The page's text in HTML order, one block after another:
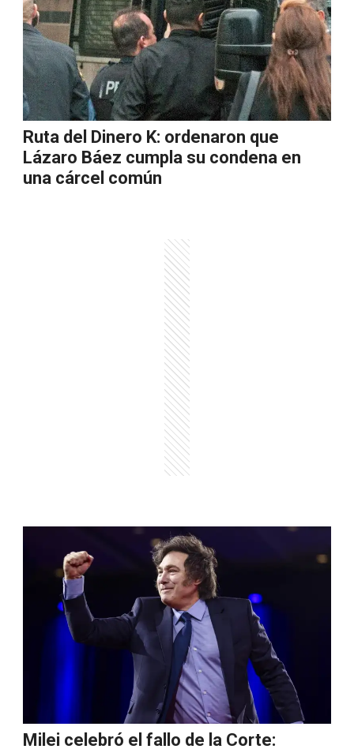
Ruta del Dinero K: ordenaron que
Lázaro Báez cumpla su condena en
una cárcel común
Milei celebró el fallo de la Corte: